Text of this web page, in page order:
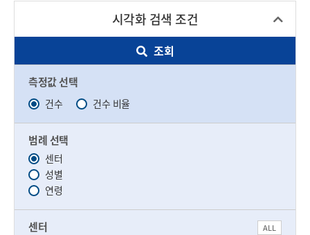
시각화 검색 조건
조회
측정값 선택
건수 건수 비율
범례 선택
센터
성별
연령
센터 ALL